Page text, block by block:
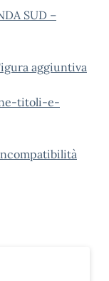
SUD –
aggiuntiva
titoli-e-